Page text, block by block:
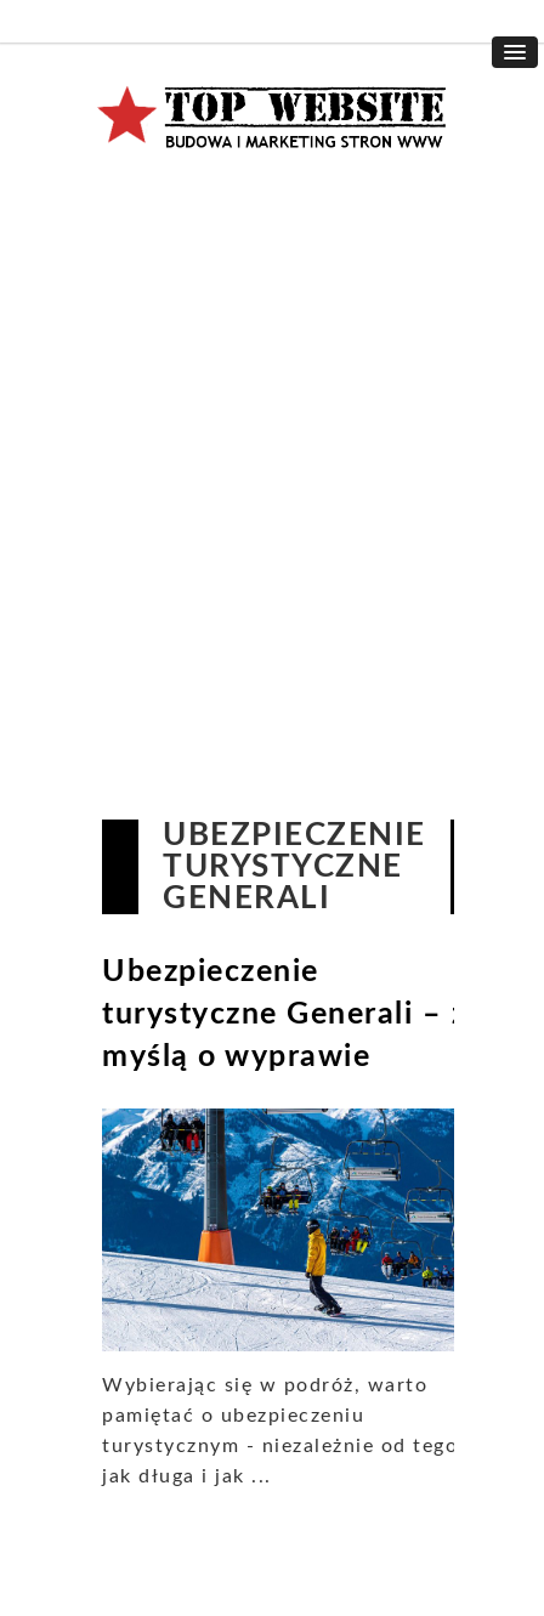
UBEZPIECZENIE
TURYSTYCZNE
GENERALI
Ubezpieczenie
turystyczne Generali – z
myślą o wyprawie
Wybierając się w podróż, warto
pamiętać o ubezpieczeniu
turystycznym - niezależnie od tego
jak długa i jak ...